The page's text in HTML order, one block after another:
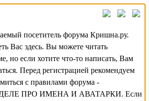
посетитель форума Кришна.ру.
Вас здесь. Вы можете читать
но если хотите что-то написать, Вам
Перед регистрацией рекомендуем
с правилами форума -
ПРО ИМЕНА И АВАТАРКИ. Если